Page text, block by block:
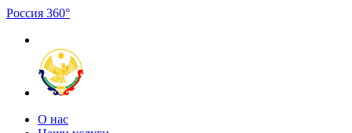
Россия 360°
О нас